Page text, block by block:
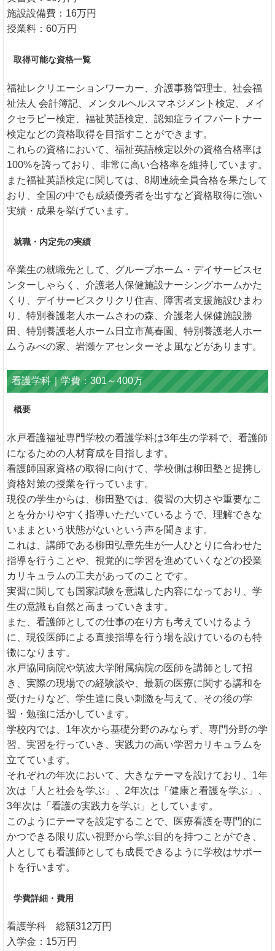
施設設備費：16万円
授業料：60万円
取得可能な資格一覧
福祉レクリエーションワーカー、介護事務管理士、社会福
祉法人 会計簿記、メンタルヘルスマネジメント検定、メイ
クセラピー検定、福祉英語検定、認知症ライフパートナー
検定などの資格取得を目指すことができます。
これらの資格において、福祉英語検定以外の資格合格率は
100%を誇っており、非常に高い合格率を維持しています。
また福祉英語検定に関しては、8期連続全員合格を果たして
おり、全国の中でも成績優秀者を出すなど資格取得に強い
実績・成果を挙げています。
就職・内定先の実績
卒業生の就職先として、グループホーム・デイサービスセ
ンターしゃらく、介護老人保健施設ナーシングホームかた
くり、デイサービスクリクリ住吉、障害者支援施設ひまわ
り、特別養護老人ホームさわの森、介護老人保健施設勝
田、特別養護老人ホーム日立市萬春園、特別養護老人ホー
ムうみべの家、岩瀬ケアセンターそよ風などがあります。
看護学科｜学費：301～400万
概要
水戸看護福祉専門学校の看護学科は3年生の学科で、看護師
になるための人材育成を目指します。
看護師国家資格の取得に向けて、学校側は柳田塾と提携し
資格対策の授業を行っています。
現役の学生からは、柳田塾では、復習の大切さや重要なこ
とを分かりやすく指導いただいているようで、理解できな
いままという状態がないという声を聞きます。
これは、講師である柳田弘章先生が一人ひとりに合わせた
指導を行うことや、視覚的に学習を進めていくなどの授業
カリキュラムの工夫があってのことです。
実習に関しても国家試験を意識した内容になっており、学
生の意識も自然と高まっていきます。
また、看護師としての仕事の在り方も考えていけるよう
に、現役医師による直接指導を行う場を設けているのも特
徴になります。
水戸協同病院や筑波大学附属病院の医師を講師として招
き、実際の現場での経験談や、最新の医療に関する講和を
受けたりなど、学生達に良い刺激を与えて、その後の学
習・勉強に活かしています。
学校内では、1年次から基礎分野のみならず、専門分野の学
習、実習を行っていき、実践力の高い学習カリキュラムを
立てています。
それぞれの年次において、大きなテーマを設けており、1年
次は「人と社会を学ぶ」、2年次は「健康と看護を学ぶ」、
3年次は「看護の実践力を学ぶ」としています。
このようにテーマを設定することで、医療看護を専門的に
かつできる限り広い視野から学ぶ目的を持つことができ、
人としても看護師としても成長できるように学校はサポー
トを行います。
学費詳細・費用
看護学科 総額312万円
入学金：15万円